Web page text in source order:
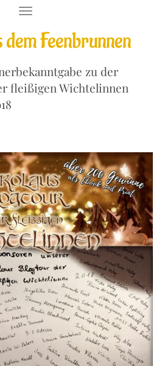
Feenbrunnen
T
G
E
N
A
I
O
N
zu der
fleißigen Wichtelinnen